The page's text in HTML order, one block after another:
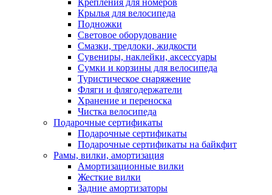
Крылья для велосипеда
Подножки
Световое оборудование
Смазки, тредлоки, жидкости
Сувениры, наклейки, аксессуары
Сумки и корзины для велосипеда
Туристическое снаряжение
Фляги и флягодержатели
Хранение и переноска
Чистка велосипеда
Подарочные сертификаты
Подарочные сертификаты
Подарочные сертификаты на байкфит
Рамы, вилки, амортизация
Амортизационные вилки
Жесткие вилки
Задние амортизаторы